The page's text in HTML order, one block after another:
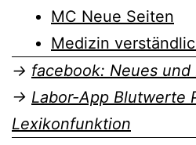
MC Neue Seiten
Medizin
→ facebook: Neues und
→ Labor-App Blutwerte
Lexikonfunktion